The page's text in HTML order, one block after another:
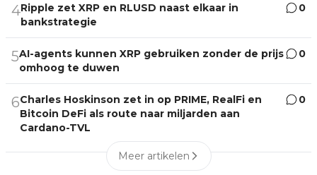
4Ripple zet XRP en RLUSD naast elkaar in
bankstrategie
0
5AI-agents kunnen XRP gebruiken zonder de prijs
omhoog te duwen
0
6Charles Hoskinson zet in op PRIME, RealFi en
Bitcoin DeFi als route naar miljarden aan
Cardano-TVL
0
Meer artikelen